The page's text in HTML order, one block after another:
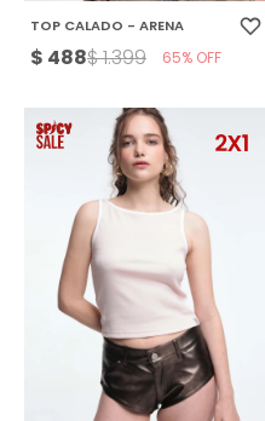
TOP CALADO - ARENA
$ 488$1.399 65